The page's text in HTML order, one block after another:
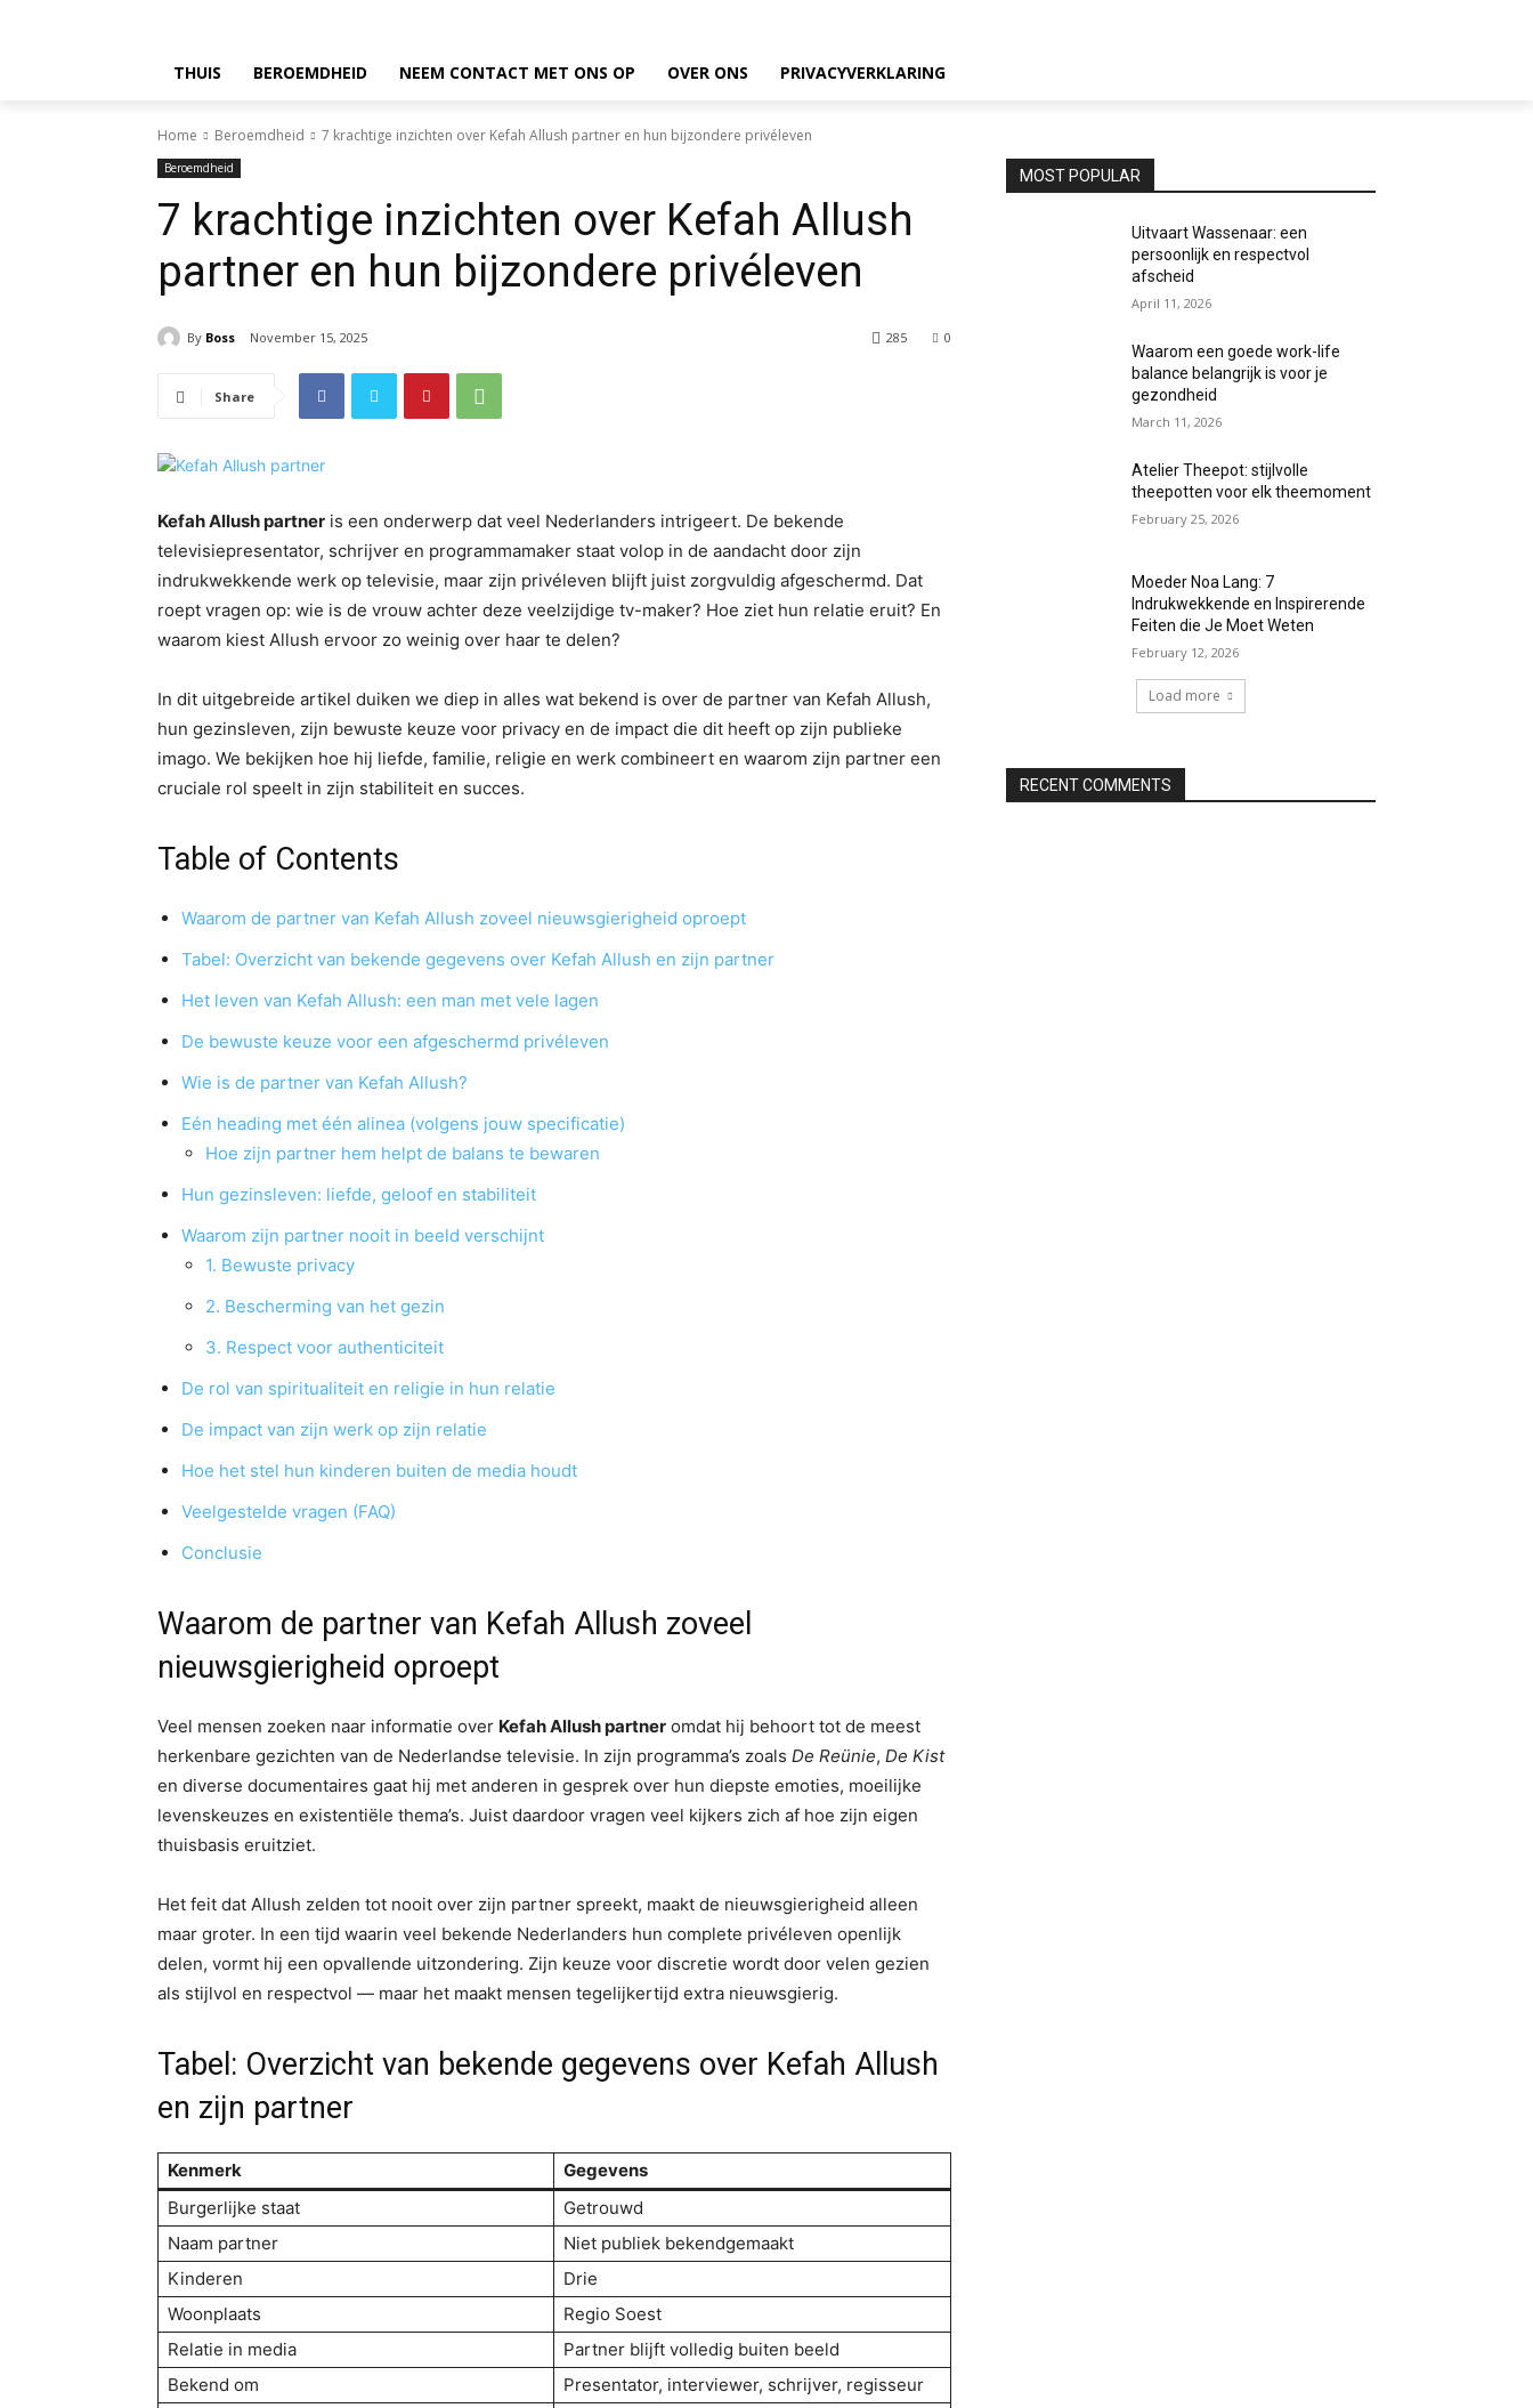
THUIS BEROEMDHEID NEEM CONTACT MET ONS OP OVER ONS PRIVACYVERKLARING
Home Beroemdheid 7 krachtige inzichten over Kefah Allush partner en hun bijzondere privéleven
Beroemdheid
7 krachtige inzichten over Kefah Allush
partner en hun bijzondere privéleven
By Boss November 15, 2025 0
285
Share
Kefah Allush partner is een onderwerp dat veel Nederlanders intrigeert. De bekende
televisiepresentator, schrijver en programmamaker staat volop in de aandacht door zijn
indrukwekkende werk op televisie, maar zijn privéleven blijft juist zorgvuldig afgeschermd. Dat
roept vragen op: wie is de vrouw achter deze veelzijdige tv-maker? Hoe ziet hun relatie eruit? En
waarom kiest Allush ervoor zo weinig over haar te delen?
In dit uitgebreide artikel duiken we diep in alles wat bekend is over de partner van Kefah Allush,
hun gezinsleven, zijn bewuste keuze voor privacy en de impact die dit heeft op zijn publieke
imago. We bekijken hoe hij liefde, familie, religie en werk combineert en waarom zijn partner een
cruciale rol speelt in zijn stabiliteit en succes.
Table of Contents
Waarom de partner van Kefah Allush zoveel nieuwsgierigheid oproept
Tabel: Overzicht van bekende gegevens over Kefah Allush en zijn partner
Het leven van Kefah Allush: een man met vele lagen
De bewuste keuze voor een afgeschermd privéleven
Wie is de partner van Kefah Allush?
Eén heading met één alinea (volgens jouw specificatie)
Hoe zijn partner hem helpt de balans te bewaren
Hun gezinsleven: liefde, geloof en stabiliteit
Waarom zijn partner nooit in beeld verschijnt
1. Bewuste privacy
2. Bescherming van het gezin
3. Respect voor authenticiteit
De rol van spiritualiteit en religie in hun relatie
De impact van zijn werk op zijn relatie
Hoe het stel hun kinderen buiten de media houdt
Veelgestelde vragen (FAQ)
Conclusie
Waarom de partner van Kefah Allush zoveel
nieuwsgierigheid oproept
Veel mensen zoeken naar informatie over Kefah Allush partner omdat hij behoort tot de meest
herkenbare gezichten van de Nederlandse televisie. In zijn programma’s zoals De Reünie, De Kist
en diverse documentaires gaat hij met anderen in gesprek over hun diepste emoties, moeilijke
levenskeuzes en existentiële thema’s. Juist daardoor vragen veel kijkers zich af hoe zijn eigen
thuisbasis eruitziet.
Het feit dat Allush zelden tot nooit over zijn partner spreekt, maakt de nieuwsgierigheid alleen
maar groter. In een tijd waarin veel bekende Nederlanders hun complete privéleven openlijk
delen, vormt hij een opvallende uitzondering. Zijn keuze voor discretie wordt door velen gezien
als stijlvol en respectvol — maar het maakt mensen tegelijkertijd extra nieuwsgierig.
Tabel: Overzicht van bekende gegevens over Kefah Allush
en zijn partner
Kenmerk
Gegevens
Burgerlijke staat
Getrouwd
Naam partner
Niet publiek bekendgemaakt
Kinderen
Drie
Woonplaats
Regio Soest
Relatie in media
Partner blijft volledig buiten beeld
Bekend om
Presentator, interviewer, schrijver, regisseur
MOST POPULAR
Uitvaart Wassenaar: een
persoonlijk en respectvol
afscheid
April 11, 2026
Waarom een goede work-life
balance belangrijk is voor je
gezondheid
March 11, 2026
Atelier Theepot: stijlvolle
theepotten voor elk theemoment
February 25, 2026
Moeder Noa Lang: 7
Indrukwekkende en Inspirerende
Feiten die Je Moet Weten
February 12, 2026
Load more
RECENT COMMENTS